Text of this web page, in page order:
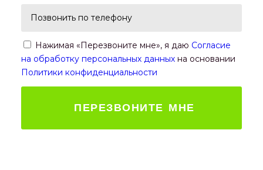
Нажимая «Перезвоните мне», я даю Согласие
на обработку персональных данных на основании
Политики конфиденциальности
ПЕРЕЗВОНИТЕ МНЕ